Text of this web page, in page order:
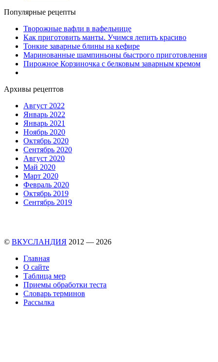
Популярные рецепты
Творожные вафли в вафельнице
Как приготовить манты. Учимся лепить красиво
Тонкие заварные блины на кефире
Маринованные шампиньоны быстрого приготовления
Пирожное Корзиночка с белковым заварным кремом
Архивы рецептов
Август 2022
Январь 2022
Январь 2021
Ноябрь 2020
Октябрь 2020
Сентябрь 2020
Август 2020
Май 2020
Март 2020
Февраль 2020
Октябрь 2019
Сентябрь 2019
© ВКУСЛАНДИЯ 2012 — 2026
Главная
О сайте
Таблица мер
Приемы обработки теста
Словарь терминов
Рассылка